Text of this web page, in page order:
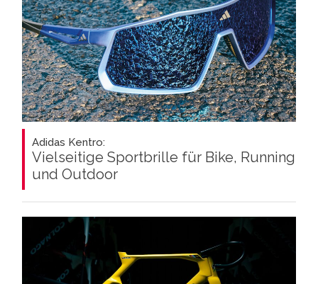
Adidas Kentro:
Vielseitige Sportbrille für Bike, Running
und Outdoor